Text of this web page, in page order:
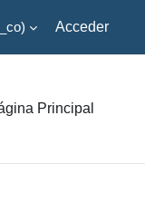
Acceder
Principal